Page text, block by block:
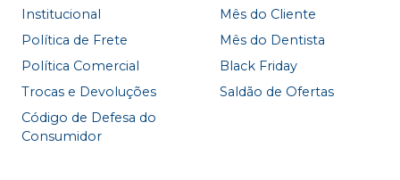
Institucional
Política de Frete
Política Comercial
Trocas e Devoluções
Código de Defesa do
Consumidor
Mês do Cliente
Mês do Dentista
Black Friday
Saldão de Ofertas